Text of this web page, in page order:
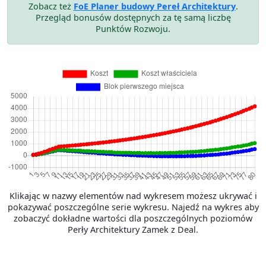
Zobacz też FoE Planer budowy Pereł Architektury.
Przegląd bonusów dostępnych za tę samą liczbę
Punktów Rozwoju.
Klikając w nazwy elementów nad wykresem możesz ukrywać i
pokazywać poszczególne serie wykresu. Najedź na wykres aby
zobaczyć dokładne wartości dla poszczególnych poziomów
Perły Architektury Zamek z Deal.